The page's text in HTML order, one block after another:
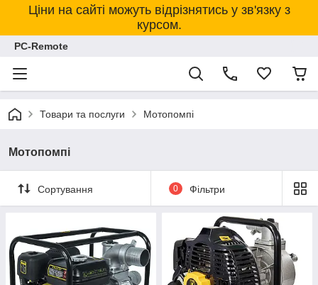
Ціни на сайті можуть відрізнятись у зв'язку з
курсом.
PC-Remote
Товари та послуги Мотопомпі
Мотопомпі
Сортування 0 Фільтри